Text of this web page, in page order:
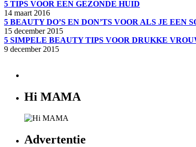
5 TIPS VOOR EEN GEZONDE HUID
14 maart 2016
5 BEAUTY DO’S EN DON’TS VOOR ALS JE EEN
15 december 2015
5 SIMPELE BEAUTY TIPS VOOR DRUKKE
9 december 2015
Hi MAMA
Advertentie